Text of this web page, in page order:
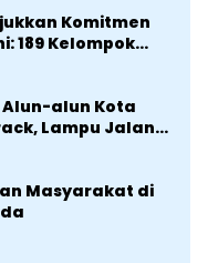
Komitmen
189 Kelompok
Alsintan
Alun-alun Kota
Lampu Jalan
Terurus
Masyarakat di